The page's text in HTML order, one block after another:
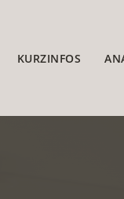
KURZINFOS